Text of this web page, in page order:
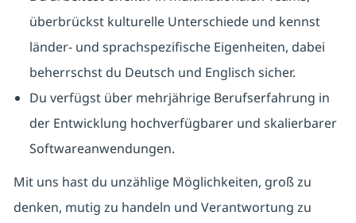
überbrückst kulturelle Unterschiede und kennst
länder- und sprachspezifische Eigenheiten, dabei
beherrschst du Deutsch und Englisch sicher.
Du verfügst über mehrjährige Berufserfahrung in
der Entwicklung hochverfügbarer und skalierbarer
Softwareanwendungen.
Mit uns hast du unzählige Möglichkeiten, groß zu
denken, mutig zu handeln und Verantwortung zu